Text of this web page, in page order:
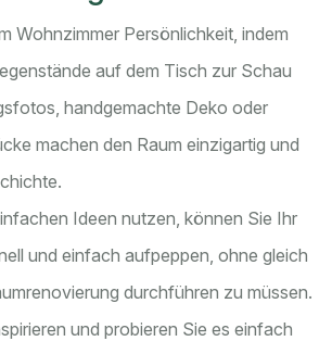
Wohnzimmer Persönlichkeit, indem
auf dem Tisch zur Schau
handgemachte Deko oder
machen den Raum einzigartig und
Ideen nutzen, können Sie Ihr
und einfach aufpeppen, ohne gleich
durchführen zu müssen.
und probieren Sie es einfach